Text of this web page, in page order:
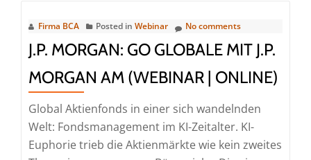
TOWNUS
TAGUNG
(Seminar
|
(Taunus))
Firma BCA Posted in Webinar No comments
J.P. MORGAN: GO GLOBALE MIT J.P.
MORGAN AM (WEBINAR | ONLINE)
Global Aktienfonds in einer sich wandelnden
Welt: Fondsmanagement im KI-Zeitalter. KI-
Euphorie trieb die Aktienmärkte wie kein zweites